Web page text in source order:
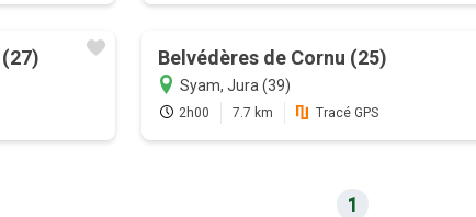
Belvédères de Cornu (25)
Syam, Jura (39)
2h00 7.7 km Tracé GPS
1